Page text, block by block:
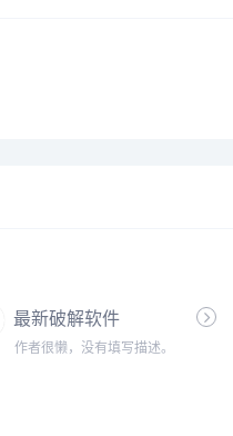
最新破解软件
作者很懒，没有填写描述。